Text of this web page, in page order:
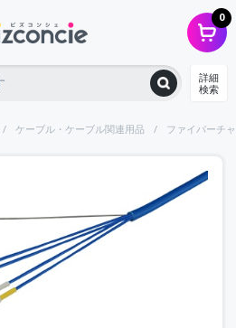
0
詳細
検索
ケーブル・ケーブル関連用品 ファイバーチ